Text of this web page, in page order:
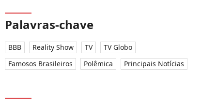
Palavras-chave
BBB Reality Show TV
TV Globo
Famosos Brasileiros
Polêmica Principais Notícias